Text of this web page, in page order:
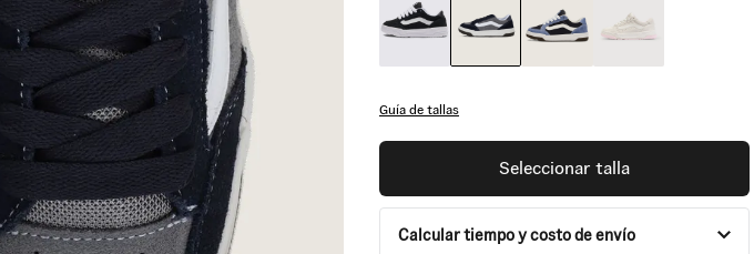
Guía de tallas
Seleccionar talla
Calcular tiempo y costo de envío